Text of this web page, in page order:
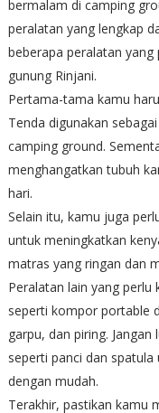
bermalam di camping
peralatan yang lengkap
beberapa peralatan
gunung Rinjani.
Pertama-tama kamu
Tenda digunakan
camping ground.
menghangatkan tubuh
hari.
Selain itu, kamu juga
untuk meningkatkan
matras yang ringan dan
Peralatan lain yang
seperti kompor portable
garpu, dan piring.
seperti panci dan
dengan mudah.
Terakhir, pastikan kamu